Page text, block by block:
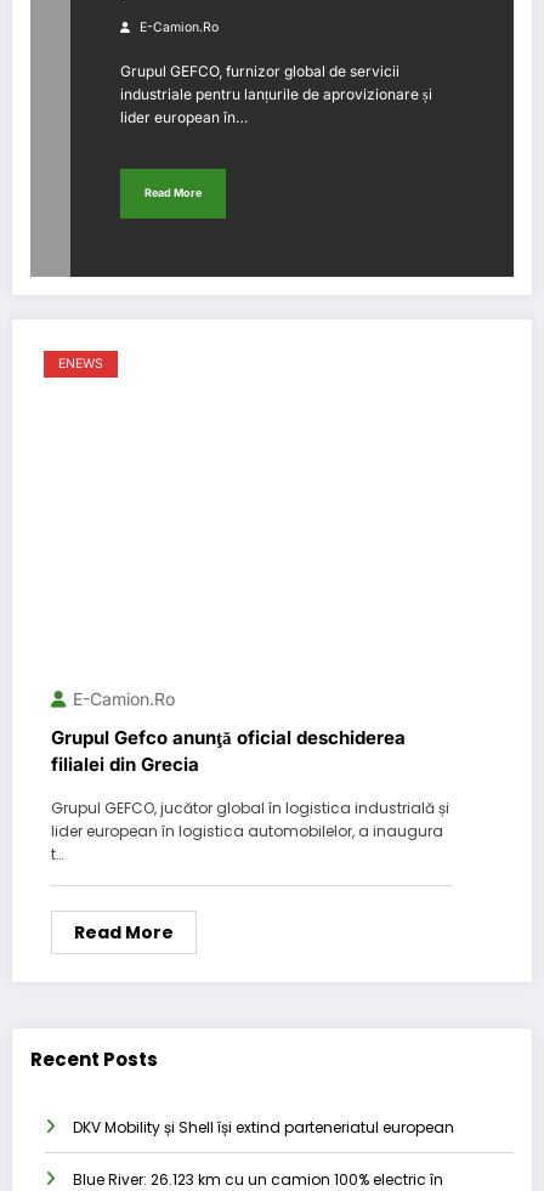
E-Camion.ro
Grupul GEFCO, furnizor global de servicii
industriale pentru lanțurile de aprovizionare și
lider european în…
Read More
ENEWS
E-Camion.ro
Grupul Gefco anunţă oficial deschiderea
filialei din Grecia
Grupul GEFCO, jucător global în logistica industrială și
lider european în logistica automobilelor, a inaugura
t…
Read More
Recent Posts
DKV Mobility și Shell își extind parteneriatul european
Blue River: 26.123 km cu un camion 100% electric în